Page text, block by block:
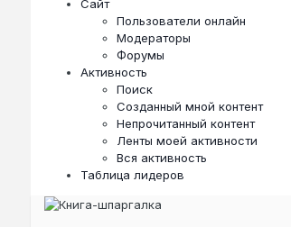
Сайт
Пользователи онлайн
Модераторы
Форумы
Активность
Поиск
Созданный мной контент
Непрочитанный контент
Ленты моей активности
Вся активность
Таблица лидеров